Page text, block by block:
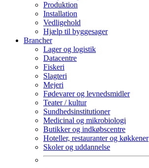
Produktion
Installation
Vedligehold
Hjælp til byggesager
Brancher
Lager og logistik
Datacentre
Fiskeri
Slagteri
Mejeri
Fødevarer og levnedsmidler
Teater / kultur
Sundhedsinstitutioner
Medicinal og mikrobiologi
Butikker og indkøbscentre
Hoteller, restauranter og køkkener
Skoler og uddannelse